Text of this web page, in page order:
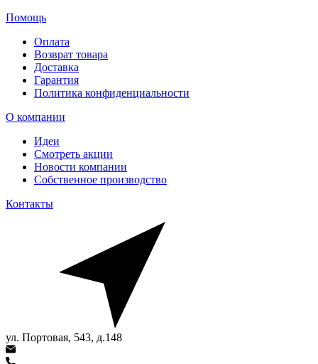
Помощь
Оплата
Возврат товара
Доставка
Гарантия
Политика конфиденциальности
О компании
Идеи
Смотреть акции
Новости компании
Собственное производство
Контакты
ул. Портовая, 543, д.148